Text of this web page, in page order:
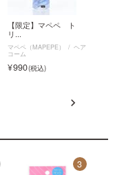
【限定】マペペ ト
リ...
マペペ（MAPEPE） ヘア
コーム
990
3